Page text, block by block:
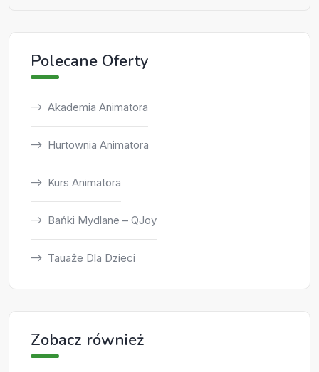
Polecane Oferty
Akademia Animatora
Hurtownia Animatora
Kurs Animatora
Bańki Mydlane – QJoy
Tauaże Dla Dzieci
Zobacz również